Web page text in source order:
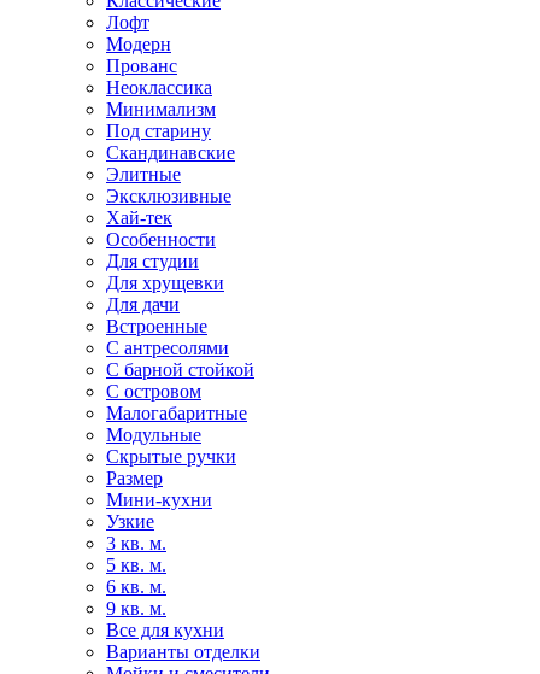
Лофт
Модерн
Прованс
Неоклассика
Минимализм
Под старину
Скандинавские
Элитные
Эксклюзивные
Хай-тек
Особенности
Для студии
Для хрущевки
Для дачи
Встроенные
С антресолями
С барной стойкой
С островом
Малогабаритные
Модульные
Скрытые ручки
Размер
Мини-кухни
Узкие
3 кв. м.
5 кв. м.
6 кв. м.
9 кв. м.
Все для кухни
Варианты отделки